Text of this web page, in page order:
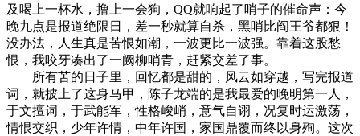
及喝上一杯水，撸上一会狗，QQ就响起了哨子的催命声：今
晚九点是报道绝限日，差一秒就算自杀，黑哨比阎王爷都狠！
没办法，人生真是苦恨如潮，一波更比一波强。靠着这股愁
恨，我咬牙凑出了一阙柳哨青，赶紧交差了事。
所有苦的日子里，回忆都是甜的，风云如穿越，写完报道
词，就披上了这身马甲，陈子龙端的是我最爱的晚明第一人，
于文擅词，于武能军，性格峻峭，意气自诩，况复时运激荡，
情恨交织，少年许情，中年许国，家国鼎覆而终以身殉。这次